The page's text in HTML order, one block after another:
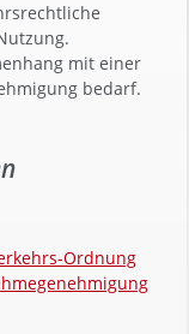
mit einer
bedarf.
Ordnung